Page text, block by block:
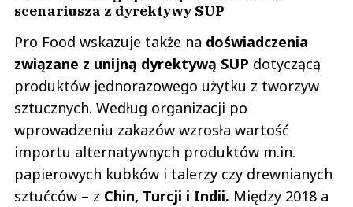
scenariusza z dyrektywy SUP
Pro Food wskazuje także na doświadczenia
związane z unijną dyrektywą SUP dotyczącą
produktów jednorazowego użytku z tworzyw
sztucznych. Według organizacji po
wprowadzeniu zakazów wzrosła wartość
importu alternatywnych produktów m.in.
papierowych kubków i talerzy czy drewnianych
sztućców – z Chin, Turcji i Indii. Między 2018 a